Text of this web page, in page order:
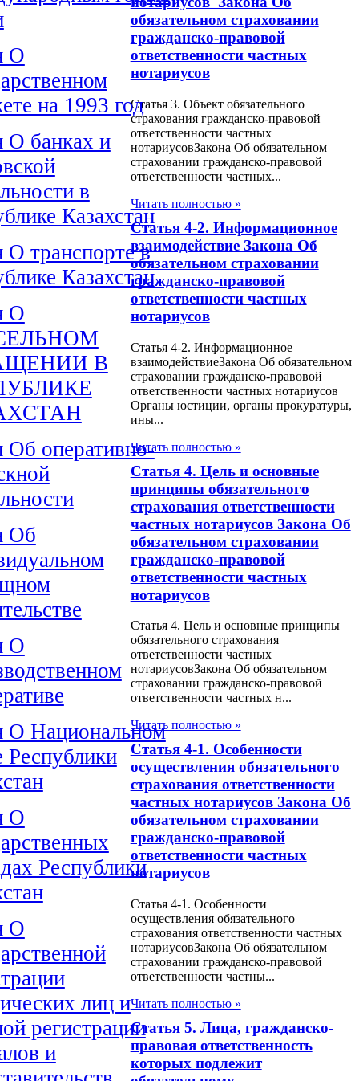
О
на 1993 год
О банках и
в
Казахстан
О транспорте в
Казахстан
О
В
Об оперативно-
Об
О
О Национальном
Республики
О
Республики
О
лиц и
регистрации
и
обязательном страховании
гражданско-правовой
ответственности частных
нотариусов
Статья 3. Объект обязательного
страхования гражданско-правовой
ответственности частных
нотариусовЗакона Об обязательном
страховании гражданско-правовой
ответственности частных...
Читать полностью »
Статья 4-2. Информационное
взаимодействие Закона Об
обязательном страховании
гражданско-правовой
ответственности частных
нотариусов
Статья 4-2. Информационное
взаимодействиеЗакона Об обязательном
страховании гражданско-правовой
ответственности частных нотариусов
Органы юстиции, органы прокуратуры,
ины...
Читать полностью »
Статья 4. Цель и основные
принципы обязательного
страхования ответственности
частных нотариусов Закона Об
обязательном страховании
гражданско-правовой
ответственности частных
нотариусов
Статья 4. Цель и основные принципы
обязательного страхования
ответственности частных
нотариусовЗакона Об обязательном
страховании гражданско-правовой
ответственности частных н...
Читать полностью »
Статья 4-1. Особенности
осуществления обязательного
страхования ответственности
частных нотариусов Закона Об
обязательном страховании
гражданско-правовой
ответственности частных
нотариусов
Статья 4-1. Особенности
осуществления обязательного
страхования ответственности частных
нотариусовЗакона Об обязательном
страховании гражданско-правовой
ответственности частны...
Читать полностью »
Статья 5. Лица, гражданско-
правовая ответственность
которых подлежит